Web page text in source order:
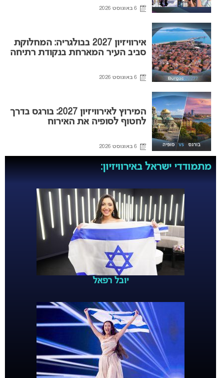
6 באוגוסט 2026
אירוויזיון 2027 בבולגריה: המחלוקת
סביב העיר המארחת בנקודת רתיחה
6 באוגוסט 2026
המירוץ לאירוויזיון 2027: בורגס בדרך
לחטוף לסופיה את האירוח
6 באוגוסט 2026
מתמודדי ישראל באירוויזיון:
יובל רפאל